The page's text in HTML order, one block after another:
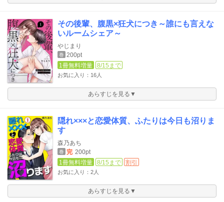
その後輩、腹黒×狂犬につき～誰にも言えな
いルームシェア～
やじまり
巻 200pt
1冊無料増量
8/15まで
お気に入り：16人
あらすじを見る▼
隠れ×××と恋愛体質、ふたりは今日も沼りま
す
森乃あち
巻 完 200pt
1冊無料増量
8/15まで 割引
お気に入り：2人
あらすじを見る▼